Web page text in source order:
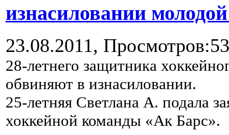
изнасиловании
23.08.2011,
28-летнего защитника
обвиняют в изнасиловании.
25-летняя Светлана А. подала
хоккейной команды «Ак Барс».